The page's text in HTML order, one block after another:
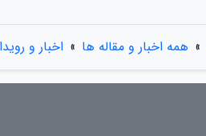
» همه اخبار و مقاله ها » اخبار و